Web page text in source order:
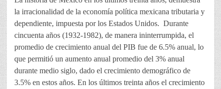
la irracionalidad de la economía política mexicana tributaria y
dependiente, impuesta por los Estados Unidos. Durante
cincuenta años (1932-1982), de manera ininterrumpida, el
promedio de crecimiento anual del PIB fue de 6.5% anual, lo
que permitió un aumento anual promedio del 3% anual
durante medio siglo, dado el crecimiento demográfico de
3.5% en estos años. En los últimos treinta años el crecimiento